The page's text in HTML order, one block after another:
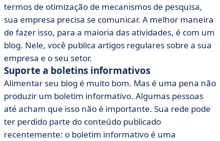
termos de otimização de mecanismos de pesquisa,
sua empresa precisa se comunicar. A melhor maneira
de fazer isso, para a maioria das atividades, é com um
blog. Nele, você publica artigos regulares sobre a sua
empresa e o seu setor.
Suporte a boletins informativos
Alimentar seu blog é muito bom. Mas é uma pena não
produzir um boletim informativo. Algumas pessoas
até acham que isso não é importante. Sua rede pode
ter perdido parte do conteúdo publicado
recentemente: o boletim informativo é uma